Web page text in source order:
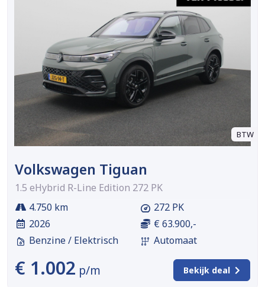
BTW
Volkswagen Tiguan
1.5 eHybrid R-Line Edition 272 PK
4.750 km
2026
Benzine / Elektrisch
272 PK
€ 63.900,-
Automaat
€ 1.002 p/m Bekijk deal